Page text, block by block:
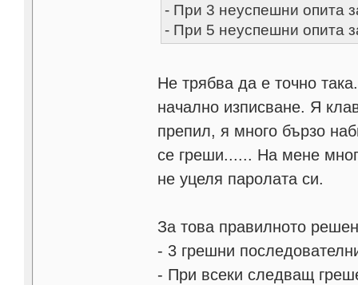
- При 3 неуспешни опита
- При 5 неуспешни опита
Не трябва да е точно
начално изписване. Я
препил, я много бързо
се греши...... На мене
не уцеля паролата си.
За това правилното
- 3 грешни
- При всеки следващ